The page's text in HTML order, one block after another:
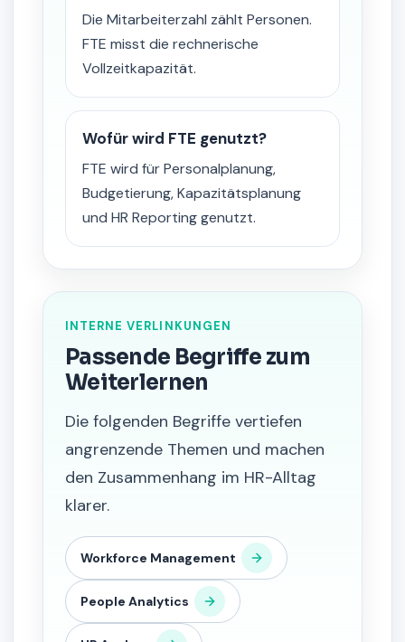
Die Mitarbeiterzahl zählt Personen.
FTE misst die rechnerische
Vollzeitkapazität.
Wofür wird FTE genutzt?
FTE wird für Personalplanung,
Budgetierung, Kapazitätsplanung
und HR Reporting genutzt.
INTERNE VERLINKUNGEN
Passende Begriffe zum
Weiterlernen
Die folgenden Begriffe vertiefen
angrenzende Themen und machen
den Zusammenhang im HR-Alltag
klarer.
Workforce Management
People Analytics